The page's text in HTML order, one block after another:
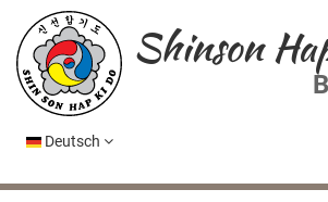
Shinson
Deutsch